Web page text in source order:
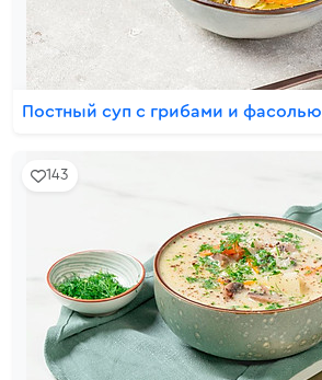
Постный суп с грибами и фасолью
143